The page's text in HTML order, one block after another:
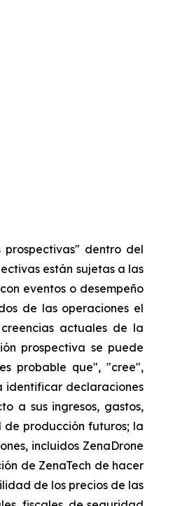
prospectivas" dentro del
están sujetas a las
eventos o desempeño
de las operaciones el
actuales de la
prospectiva se puede
probable que", "cree",
identificar declaraciones
a sus ingresos, gastos,
de producción futuros; la
incluidos ZenaDrone
de ZenaTech de hacer
de los precios de las